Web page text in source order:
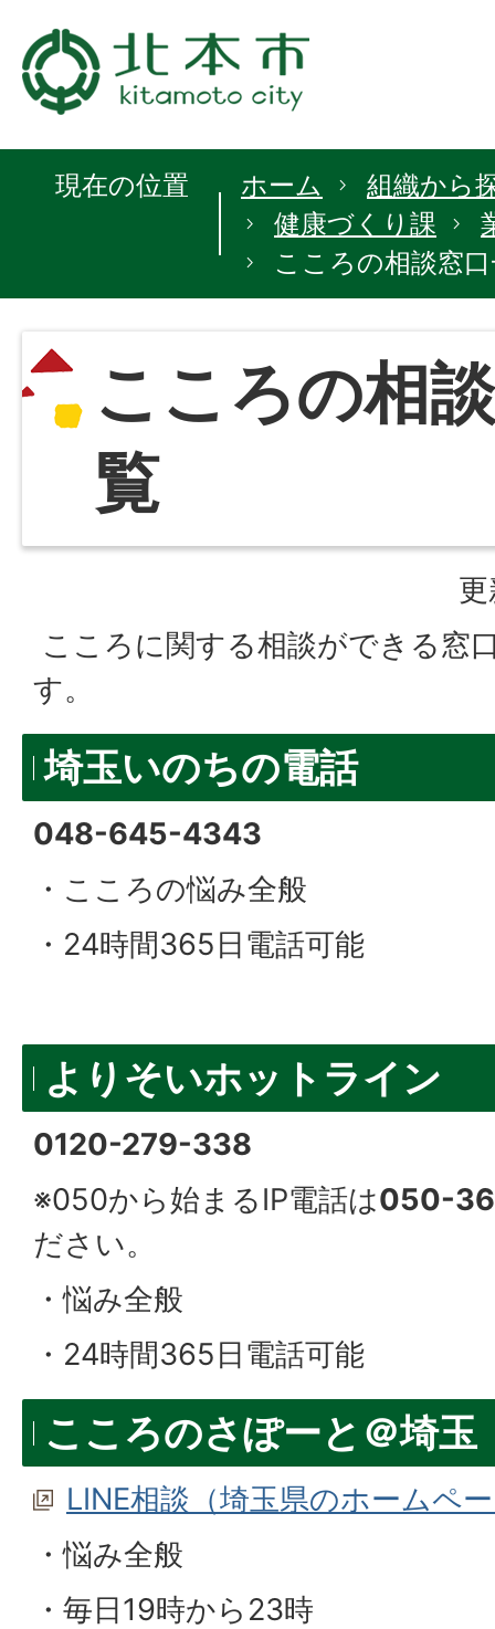
現在の位置 ホーム
組織から
健康づくり課
こころの相談窓
こころの相
覧
こころに関する相談ができる窓
す。
埼玉いのちの電話
048-645-4343
・こころの悩み全般
・24時間365日電話可能
よりそいホットライン
0120-279-338
※050から始まるIP電話は050-
ださい。
・悩み全般
・24時間365日電話可能
こころのさぽーと＠埼玉
LINE相談（埼玉県のホームペ
・悩み全般
・毎日19時から23時